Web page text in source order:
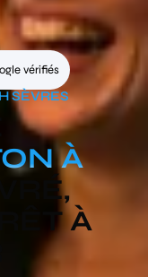
vérifiés
SÈVRES
À
À